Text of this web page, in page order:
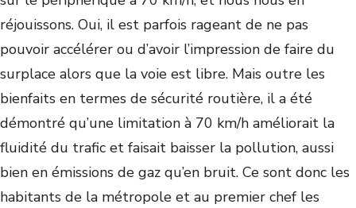
réjouissons. Oui, il est parfois rageant de ne pas
pouvoir accélérer ou d’avoir l’impression de faire du
surplace alors que la voie est libre. Mais outre les
bienfaits en termes de sécurité routière, il a été
démontré qu’une limitation à 70 km/h améliorait la
fluidité du trafic et faisait baisser la pollution, aussi
bien en émissions de gaz qu’en bruit. Ce sont donc les
habitants de la métropole et au premier chef les